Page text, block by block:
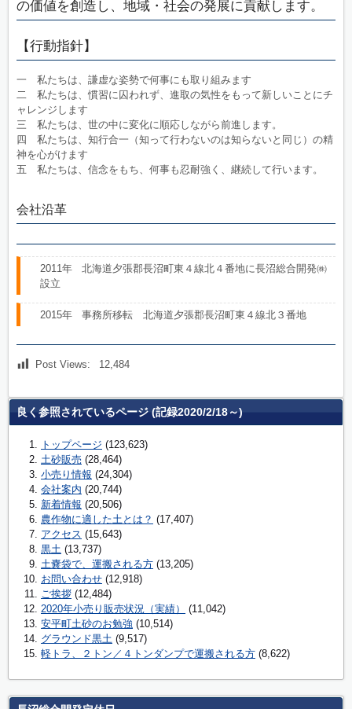
の価値を創造し、地域・社会の発展に貢献します。
【行動指針】
一 私たちは、謙虚な姿勢で何事にも取り組みます
二 私たちは、慣習に囚われず、進取の気性をもって新しいことにチ
ャレンジします
三 私たちは、世の中に変化に順応しながら前進します。
四 私たちは、知行合一（知って行わないのは知らないと同じ）の精
神を心がけます
五 私たちは、信念をもち、何事も忍耐強く、継続して行います。
会社沿革
2011年 北海道夕張郡長沼町東４線北４番地に長沼総合開発㈱
設立
2015年 事務所移転 北海道夕張郡長沼町東４線北３番地
Post Views: 12,484
良く参照されているページ (記録2020/2/18～)
トップページ (123,623)
土砂販売 (28,464)
小売り情報 (24,304)
会社案内 (20,744)
新着情報 (20,506)
農作物に適した土とは？ (17,407)
アクセス (15,643)
黒土 (13,737)
土嚢袋で、運搬される方 (13,205)
お問い合わせ (12,918)
ご挨拶 (12,484)
2020年小売り販売状況（実績）
(11,042)
安平町土砂のお勉強 (10,514)
グラウンド黒土 (9,517)
軽トラ、２トン／４トンダンプで運搬される方 (8,622)